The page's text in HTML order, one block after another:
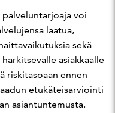
palveluntarjoaja voi
laatua,
sekä
asiakkaalle
riskitasoaan ennen
etukäteisarviointi
asiantuntemusta.